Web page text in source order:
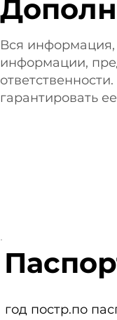
Вся
информации,
гарантировать
год постр.по